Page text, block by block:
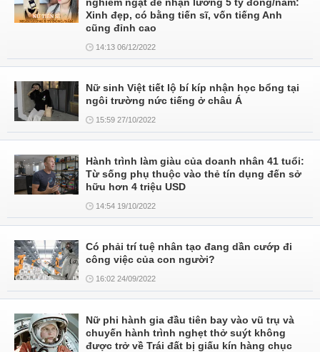
Xinh đẹp, có bằng tiến sĩ, vốn tiếng Anh
cũng đỉnh cao
14:13 06/12/2022
Nữ sinh Việt tiết lộ bí kíp nhận học bổng tại
ngôi trường nức tiếng ở châu Á
15:59 27/10/2022
Hành trình làm giàu của doanh nhân 41 tuổi:
Từ sống phụ thuộc vào thẻ tín dụng đến sở
hữu hơn 4 triệu USD
14:54 19/10/2022
Có phải trí tuệ nhân tạo đang dần cướp đi
công việc của con người?
16:02 24/09/2022
Nữ phi hành gia đầu tiên bay vào vũ trụ và
chuyến hành trình nghẹt thở suýt không
được trở về Trái đất bị giấu kín hàng chục